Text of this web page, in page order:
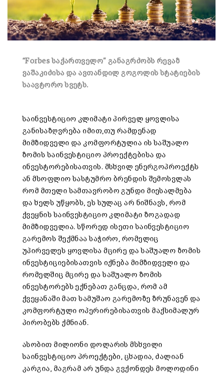
“Forbes საქართველო” განაგრძობს რევაზ
ვაშაკიძისა და ავთანდილ გოგოლის სტატიების
საავტორო სვეტს.
საინვესტიციო კლიმატი პირველ ყოვლისა
განისაზღვრება იმით,თუ რამდენად
მიმზიდველი და კომფორტულია ის საშუალო
ზომის საინვესტიციო პროექტებისა და
ინვესტორებისათვის. მსხვილ ენერგოპროექტს
ან მსოფლიო სასტუმრო ბრენდის შემოსვლას
რომ მთელი სამთავრობო გუნდი მიესალმება
და ხელს უწყობს, ეს სულაც არ ნიშნავს, რომ
ქვეყნის საინვესტიციო კლიმატი ზოგადად
მიმზიდველია. სწორედ ისეთი საინვესტიციო
გარემოს შექმნაა საჭირო, რომელიც
უპირველეს ყოვლისა მცირე და საშუალო ზომის
ინვესტიციებისათვის იქნება მიმზიდველი და
რომელშიც მცირე და საშუალო ზომის
ინვესტორებს ექნებათ განცდა, რომ ამ
ქვეყანაში მათ სამუშაო გარემოზე ზრუნავენ და
კომფორტული ოპერირებისათვის მაქსიმალურ
პირობებს ქმნიან.
ასობით მილიონი დოლარის მსხვილი
საინვესტიციო პროექტები, ცხადია, ძალიან
კარგია, მაგრამ არ უნდა გვქონდეს მოლოდინი